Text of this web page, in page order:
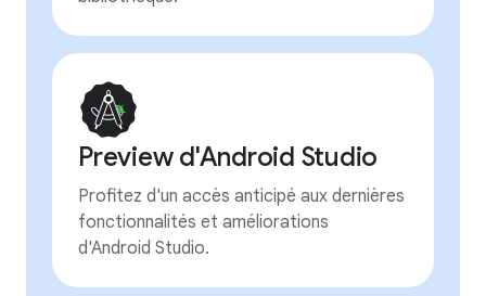
Preview d'Android Studio
Profitez d'un accès anticipé aux dernières
fonctionnalités et améliorations
d'Android Studio.